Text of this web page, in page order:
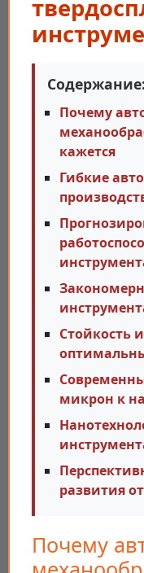
Содержание:
Почему
кажется
Гибкие
Стойкость
микрон к
развития
Почему